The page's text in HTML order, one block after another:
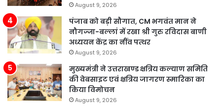
August 9, 2026
पंजाब को बड़ी सौगात, CM भगवंत मान ने
नौगज्जा-बल्लां में रखा श्री गुरु रविदास बाणी
अध्ययन केंद्र का नींव पत्थर
August 9, 2026
मुख्यमंत्री ने उत्तराखण्ड क्षत्रिय कल्याण समिति
की वेबसाइट एवं क्षत्रिय जागरण स्मारिका का
किया विमोचन
August 9, 2026